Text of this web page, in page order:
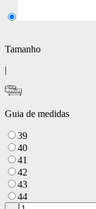
Tamanho
|
Guia de medidas
39
40
41
42
43
44